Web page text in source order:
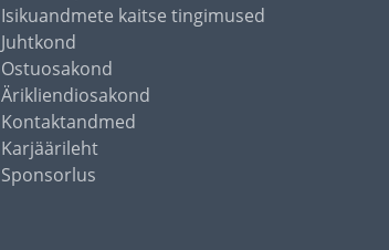
Isikuandmete kaitse tingimused
Juhtkond
Ostuosakond
Ärikliendiosakond
Kontaktandmed
Karjäärileht
Sponsorlus